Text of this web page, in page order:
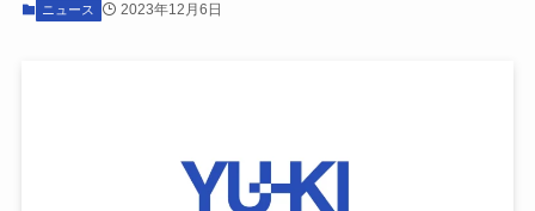
ニュース 2023年12月6日